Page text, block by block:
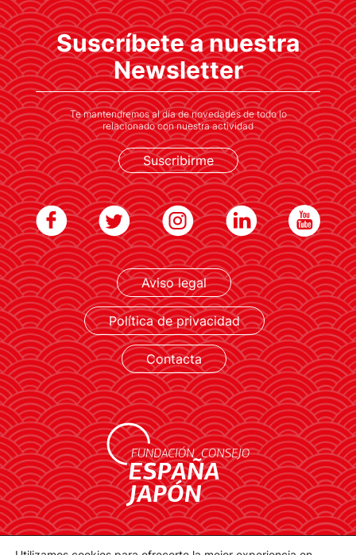
Las empresas participantes consiguen
visibilidad internacional y posicionamiento,
fortaleciendo su marca y reputación
LEER MÁS
Suscríbete a nuestra
Newsletter
Te mantendremos al día de novedades de todo lo
relacionado con nuestra actividad
Suscribirme
Aviso legal
Política de privacidad
Contacta